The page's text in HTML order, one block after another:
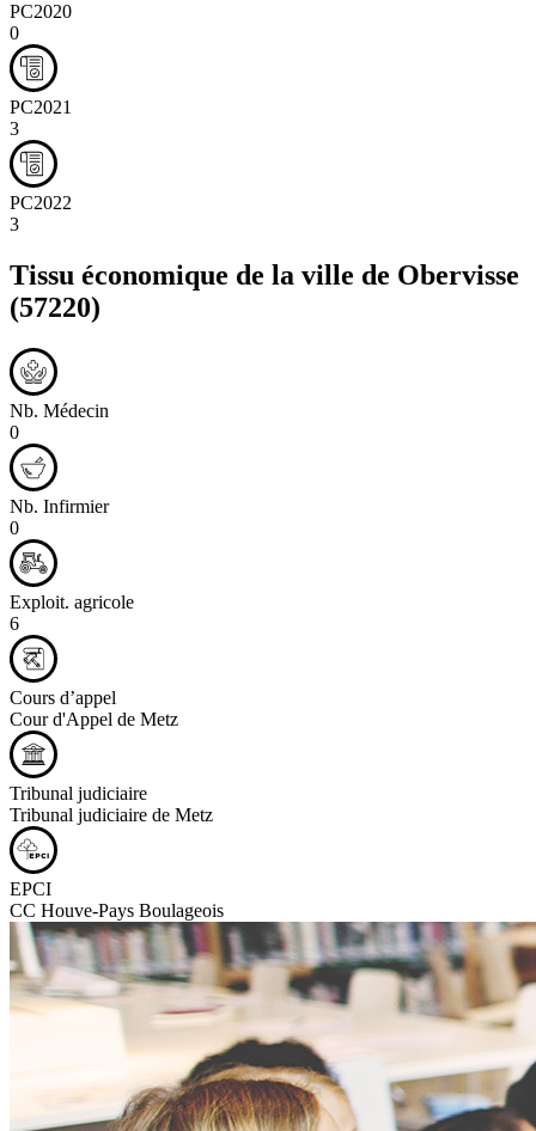
PC2020
0
PC2021
3
PC2022
3
Tissu économique de la ville de Obervisse
(57220)
Nb. Médecin
0
Nb. Infirmier
0
Exploit. agricole
6
Cours d’appel
Cour d'Appel de Metz
Tribunal judiciaire
Tribunal judiciaire de Metz
EPCI
CC Houve-Pays Boulageois